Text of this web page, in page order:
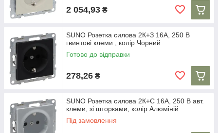
2 054,93 ₴
SUNO Розетка силова 2К+З 16А, 250 В
гвинтові клеми , колір Чорний
Готово до відправки
278,26 ₴
SUNO Розетка силова 2К+С 16А, 250 В авт.
клеми, зі шторками, колір Алюміній
Під замовлення